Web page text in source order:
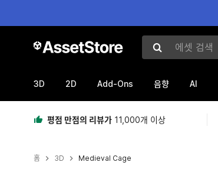
에셋 검색
3D 2D Add-Ons 음향 AI
평점 만점의 리뷰가 11,000개 이상
홈 3D Medieval Cage